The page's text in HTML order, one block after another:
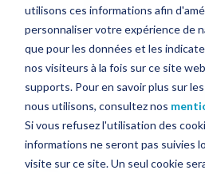
utilisons ces informations afin
personnaliser votre expérience de
que pour les données et les
nos visiteurs à la fois sur ce site
supports. Pour en savoir plus sur
nous utilisons, consultez nos
Si vous refusez l'utilisation des
informations ne seront pas suivies
visite sur ce site. Un seul cookie